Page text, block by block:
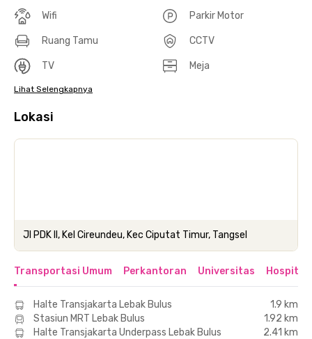
Wifi Parkir Motor
Ruang Tamu CCTV
TV Meja
Lihat Selengkapnya
Lokasi
Jl PDK II, Kel Cireundeu, Kec Ciputat Timur, Tangsel
Transportasi Umum Perkantoran Universitas Hospital
Halte Transjakarta Lebak Bulus
1.9 km
Stasiun MRT Lebak Bulus
1.92 km
Halte Transjakarta Underpass Lebak Bulus
2.41 km